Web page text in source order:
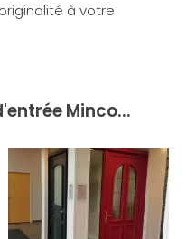
à votre
Minco...